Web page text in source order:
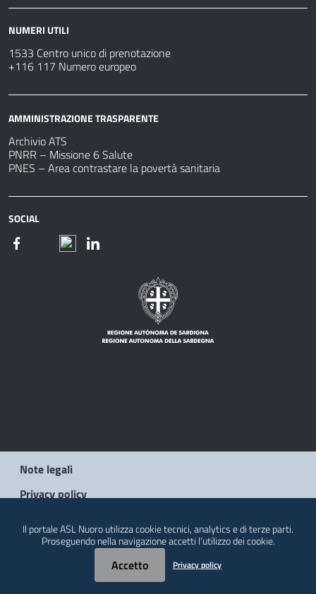
NUMERI UTILI
1533 Centro unico di prenotazione
+116 117 Numero europeo
AMMINISTRAZIONE TRASPARENTE
Archivio ATS
PNRR – Missione 6 Salute
PNES – Area contrastare la povertà sanitaria
SOCIAL
Note legali
Privacy policy
Contatti
© 2026 Regione Autonoma della Sardegna
Il portale ASL Nuoro utilizza cookie tecnici, analytics e di terze parti.
Proseguendo nella navigazione accetti l’utilizzo dei cookie.
Accetto Privacy policy